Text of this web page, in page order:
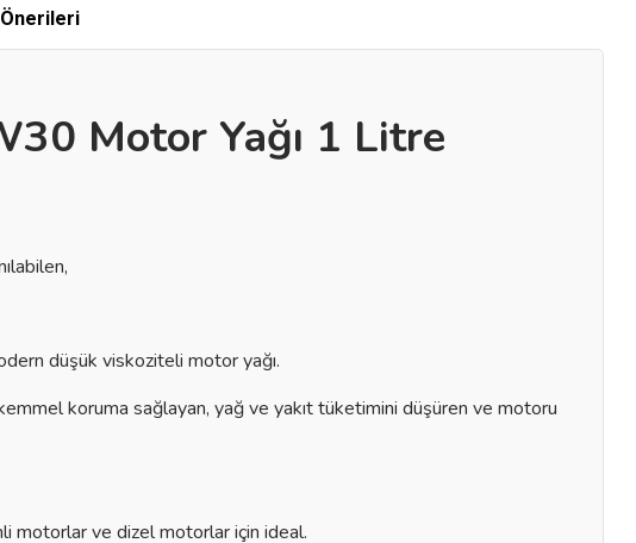
Motor Yağı 1 Litre
düşük viskoziteli motor yağı.
koruma sağlayan, yağ ve yakıt tüketimini düşüren ve motoru
motorlar ve dizel motorlar için ideal.